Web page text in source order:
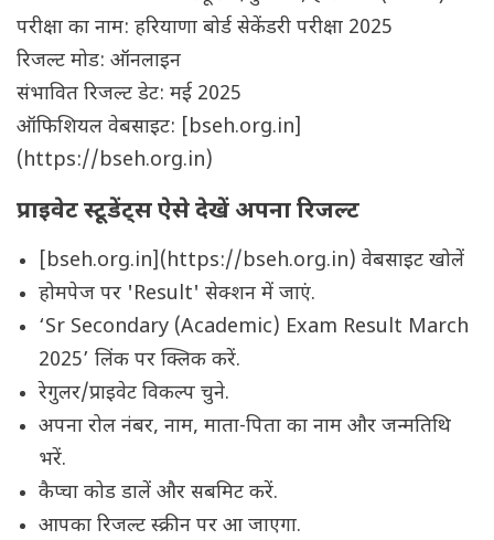
परीक्षा का नाम: हरियाणा बोर्ड सेकेंडरी परीक्षा 2025
रिजल्ट मोड: ऑनलाइन
संभावित रिजल्ट डेट: मई 2025
ऑफिशियल वेबसाइट: [bseh.org.in]
(https://bseh.org.in)
प्राइवेट स्टूडेंट्स ऐसे देखें अपना रिजल्ट
[bseh.org.in](https://bseh.org.in) वेबसाइट खोलें
होमपेज पर 'Result' सेक्शन में जाएं.
‘Sr Secondary (Academic) Exam Result March
2025’ लिंक पर क्लिक करें.
रेगुलर/प्राइवेट विकल्प चुने.
अपना रोल नंबर, नाम, माता-पिता का नाम और जन्मतिथि
भरें.
कैप्चा कोड डालें और सबमिट करें.
आपका रिजल्ट स्क्रीन पर आ जाएगा.